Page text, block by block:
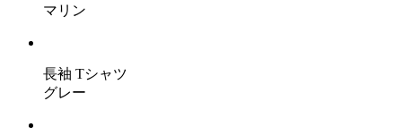
マリン
長袖 Tシャツ
グレー